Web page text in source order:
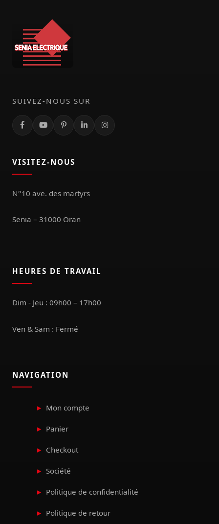
SUIVEZ-NOUS SUR
VISITEZ-NOUS
N°10 ave. des martyrs
Senia – 31000 Oran
HEURES DE TRAVAIL
Dim - Jeu : 09h00 – 17h00
Ven & Sam : Fermé
NAVIGATION
Mon compte
Panier
Checkout
Société
Politique de confidentialité
Politique de retour